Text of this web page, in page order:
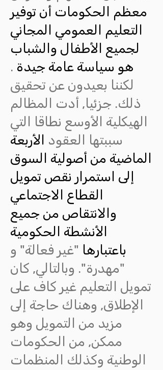
معظم الحكومات أن توفير
التعليم العمومي المجاني
لجميع الأطفال والشباب
هو سياسة عامة جيدة .
لكننا بعيدون عن تحقيق
ذلك. جزئيا, أدت المظالم
الهيكلية الأوسع نطاقا التي
سببتها العقود الأربعة
الماضية من أصولية السوق
إلى استمرار نقص تمويل
القطاع الاجتماعي
والانتقاص من جميع
الأنشطة الحكومية
باعتبارها "غير فعالة" و
"مهدرة". وبالتالي, كان
تمويل التعليم غير كاف على
الإطلاق, وهناك حاجة إلى
مزيد من التمويل وهو
ممكن, من الحكومات
الوطنية وكذلك المنظمات